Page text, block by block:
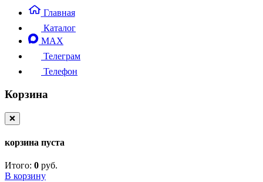
Главная
Каталог
MAX
Телеграм
Телефон
Корзина
❌
корзина пуста
Итого: 0 руб.
В корзину